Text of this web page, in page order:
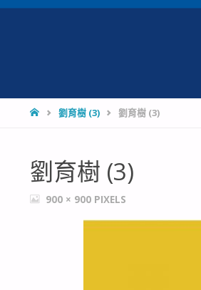
HOME劉育樹 (3) 劉育樹 (3)
劉育樹 (3)
FULL900 × 900 PIXELS